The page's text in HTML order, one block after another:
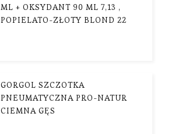
ML + OKSYDANT 90 ML 7,13 ,
POPIELATO-ZŁOTY BLOND 22
GORGOL SZCZOTKA
PNEUMATYCZNA PRO-NATUR
CIEMNA GĘS